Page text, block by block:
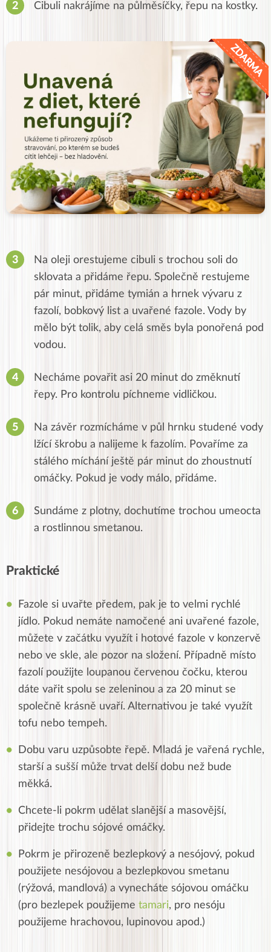
Cibuli nakrájíme na půlměsíčky, řepu na kostky.
Na oleji orestujeme cibuli s trochou soli do
sklovata a přidáme řepu. Společně restujeme
pár minut, přidáme tymián a hrnek vývaru z
fazolí, bobkový list a uvařené fazole. Vody by
mělo být tolik, aby celá směs byla ponořená pod
vodou.
Necháme povařit asi 20 minut do změknutí
řepy. Pro kontrolu píchneme vidličkou.
Na závěr rozmícháme v půl hrnku studené vody
lžící škrobu a nalijeme k fazolím. Povaříme za
stálého míchání ještě pár minut do zhoustnutí
omáčky. Pokud je vody málo, přidáme.
Sundáme z plotny, dochutíme trochou umeocta
a rostlinnou smetanou.
Praktické
Fazole si uvařte předem, pak je to velmi rychlé
jídlo. Pokud nemáte namočené ani uvařené fazole,
můžete v začátku využít i hotové fazole v konzervě
nebo ve skle, ale pozor na složení. Případně místo
fazolí použijte loupanou červenou čočku, kterou
dáte vařit spolu se zeleninou a za 20 minut se
společně krásně uvaří. Alternativou je také využít
tofu nebo tempeh.
Dobu varu uzpůsobte řepě. Mladá je vařená rychle,
starší a sušší může trvat delší dobu než bude
měkká.
Chcete-li pokrm udělat slanější a masovější,
přidejte trochu sójové omáčky.
Pokrm je přirozeně bezlepkový a nesójový, pokud
použijete nesójovou a bezlepkovou smetanu
(rýžová, mandlová) a vynecháte sójovou omáčku
(pro bezlepek použijeme tamari, pro nesóju
použijeme hrachovou, lupinovou apod.)